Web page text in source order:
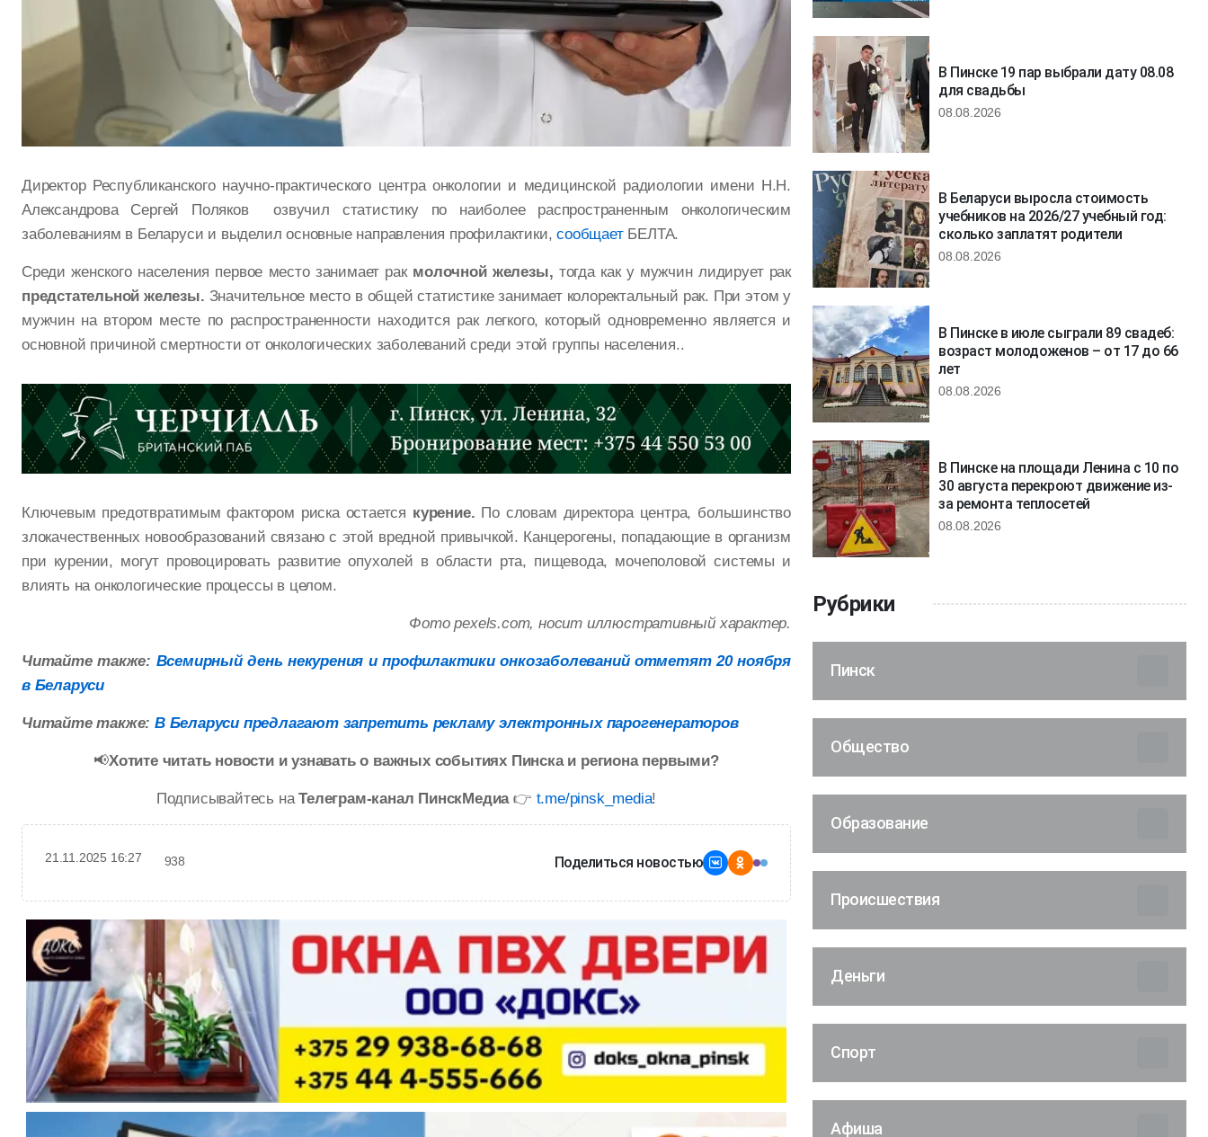
Директор Республиканского научно-практического центра онкологии и медицинской радиологии имени Н.Н.
Александрова Сергей Поляков озвучил статистику по наиболее распространенным онкологическим
заболеваниям в Беларуси и выделил основные направления профилактики,сообщаетБЕЛТА.
Среди женского населения первое место занимает рак молочной железы, тогда как у мужчин лидирует рак
предстательной железы. Значительное место в общей статистике занимает колоректальный рак. При этом у
мужчин на втором месте по распространенности находится рак легкого, который одновременно является и
основной причиной смертности от онкологических заболеваний среди этой группы населения..
Ключевым предотвратимым фактором риска остается курение. По словам директора центра, большинство
злокачественных новообразований связано с этой вредной привычкой. Канцерогены, попадающие в организм
при курении, могут провоцировать развитие опухолей в области рта, пищевода, мочеполовой системы и
влиять на онкологические процессы в целом.
Фото pexels.com, носит иллюстративный характер.
Читайте также: Всемирный день некурения и профилактики онкозаболеваний отметят 20 ноября
в Беларуси
Читайте также:В Беларуси предлагают запретить рекламу электронных парогенераторов
📢Хотите читать новости и узнавать о важных событиях Пинска и региона первыми?
Подписывайтесь наТелеграм-канал ПинскМедиа👉 t.me/pinsk_media!
21.11.2025 16:27 938 Поделиться новостью
В Пинске 19 пар выбрали дату 08.08
для свадьбы
08.08.2026
В Беларуси выросла стоимость
учебников на 2026/27 учебный год:
сколько заплатят родители
08.08.2026
В Пинске в июле сыграли 89 свадеб:
возраст молодоженов – от 17 до 66
лет
08.08.2026
В Пинске на площади Ленина с 10 по
30 августа перекроют движение из-
за ремонта теплосетей
08.08.2026
Рубрики
Пинск
Общество
Образование
Происшествия
Деньги
Спорт
Афиша